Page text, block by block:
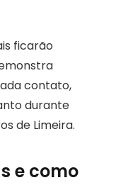
ficarão
contato,
durante
de Limeira.
e como